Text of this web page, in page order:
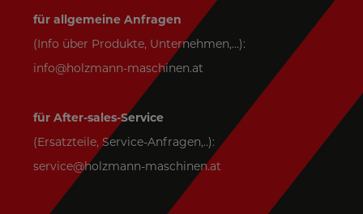
für allgemeine Anfragen
(Info über Produkte, Unternehmen,...):
info@holzmann-maschinen.at
für After-sales-Service
(Ersatzteile, Service-Anfragen,..):
service@holzmann-maschinen.at